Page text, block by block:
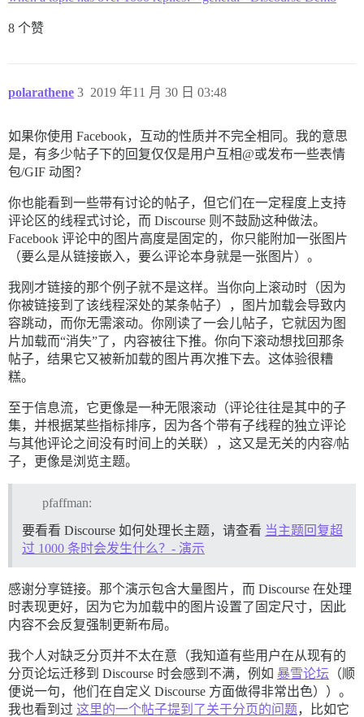
8 个赞
polarathene 2019 年11 月 30 日 03:48
3
如果你使用 Facebook，互动的性质并不完全相同。我的意思
是，有多少帖子下的回复仅仅是用户互相@或发布一些表情
包/GIF 动图？
你也能看到一些带有讨论的帖子，但它们在一定程度上支持
评论区的线程式讨论，而 Discourse 则不鼓励这种做法。
Facebook 评论中的图片高度是固定的，你只能附加一张图片
（要么是从链接嵌入，要么评论本身就是一张图片）。
我刚才链接的那个例子就不是这样。当你向上滚动时（因为
你被链接到了该线程深处的某条帖子），图片加载会导致内
容跳动，而你无需滚动。你刚读了一会儿帖子，它就因为图
片加载而“消失”了，内容被往下推。你向下滚动想找回那条
帖子，结果它又被新加载的图片再次推下去。这体验很糟
糕。
至于信息流，它更像是一种无限滚动（评论往往是其中的子
集，并根据某些指标排序，因为各个带有子线程的独立评论
与其他评论之间没有时间上的关联），这又是无关的内容/帖
子，更像是浏览主题。
pfaffman:
要看看 Discourse 如何处理长主题，请查看 当主题回复超
过 1000 条时会发生什么？- 演示
感谢分享链接。那个演示包含大量图片，而 Discourse 在处理
时表现更好，因为它为加载中的图片设置了固定尺寸，因此
内容不会反复强制更新布局。
我个人对缺乏分页并不太在意（我知道有些用户在从现有的
分页论坛迁移到 Discourse 时会感到不满，例如 暴雪论坛 （顺
便说一句，他们在自定义 Discourse 方面做得非常出色））。
我也看到过 这里的一个帖子提到了关于分页的问题，比如它